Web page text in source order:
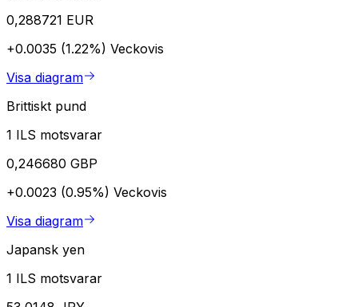
0,288721 EUR
+0.0035 (1.22%) Veckovis
Visa diagram
Brittiskt pund
1 ILS motsvarar
0,246680 GBP
+0.0023 (0.95%) Veckovis
Visa diagram
Japansk yen
1 ILS motsvarar